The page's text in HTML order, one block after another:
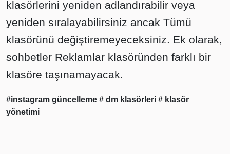
klasörlerini yeniden adlandırabilir veya
yeniden sıralayabilirsiniz ancak Tümü
klasörünü değiştiremeyeceksiniz. Ek olarak,
sohbetler Reklamlar klasöründen farklı bir
klasöre taşınamayacak.
#instagram güncelleme # dm klasörleri # klasör
yönetimi